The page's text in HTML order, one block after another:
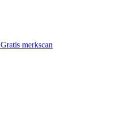
Gratis merkscan